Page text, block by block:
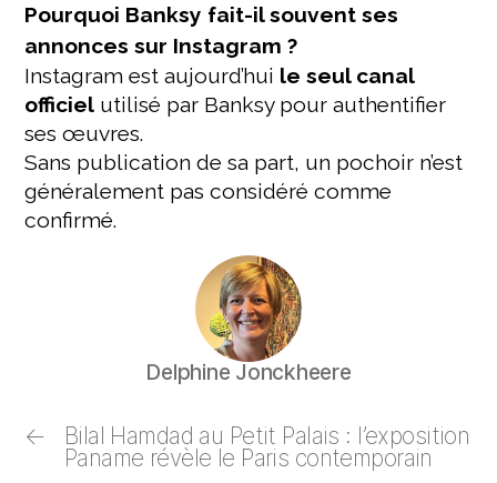
Delphine Jonckheere
Pourquoi Banksy fait-il souvent ses
annonces sur Instagram ?
Instagram est aujourd’hui le seul canal
officiel utilisé par Banksy pour authentifier
ses œuvres.
Sans publication de sa part, un pochoir n’est
généralement pas considéré comme
confirmé.
←
Bilal Hamdad au Petit Palais : l’exposition
Paname révèle le Paris contemporain